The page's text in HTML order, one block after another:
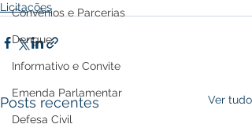
Convênios e Parcerias
Dengue
Informativo e Convite
Emenda Parlamentar
Defesa Civil
Licitações
Posts recentes Ver tudo